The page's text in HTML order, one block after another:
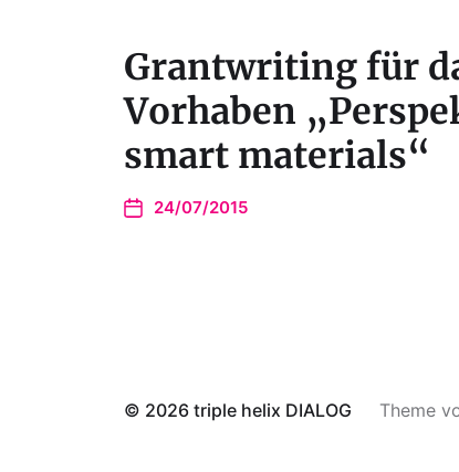
Grantwriting für
Vorhaben
smart materials“
24/07/2015
© 2026 triple helix DIALOG Theme